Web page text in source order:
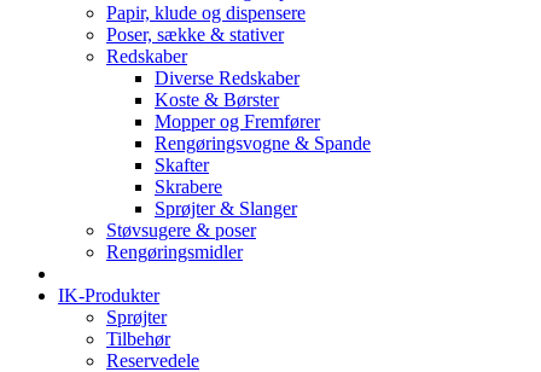
Papir, klude og dispensere
Poser, sække & stativer
Redskaber
Diverse Redskaber
Koste & Børster
Mopper og Fremfører
Rengøringsvogne & Spande
Skafter
Skrabere
Sprøjter & Slanger
Støvsugere & poser
Rengøringsmidler
IK-Produkter
Sprøjter
Tilbehør
Reservedele